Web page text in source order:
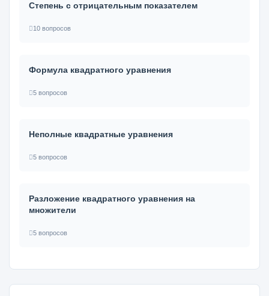
Степень с отрицательным показателем
10 вопросов
Формула квадратного уравнения
5 вопросов
Неполные квадратные уравнения
5 вопросов
Разложение квадратного уравнения на
множители
5 вопросов